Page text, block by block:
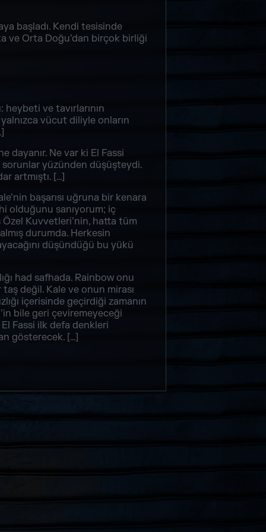
başladı. Kendi tesisinde
ve Orta Doğu’dan birçok birliği
heybeti ve tavırlarının
vücut diliyle onların
dayanır. Ne var ki El Fassi
sorunlar yüzünden düşüşteydi.
artmıştı. […]
başarısı uğruna bir kenara
olduğunu sanıyorum; iç
Özel Kuvvetleri’nin, hatta tüm
durumda. Herkesin
düşündüğü bu yükü
had safhada. Rainbow onu
değil. Kale ve onun mirası
içerisinde geçirdiği zamanın
bile geri çeviremeyeceği
Fassi ilk defa denkleri
gösterecek. […]